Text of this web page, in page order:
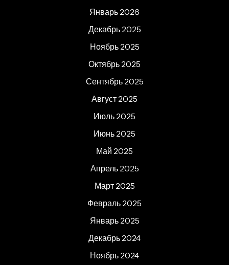
Январь 2026
Декабрь 2025
Ноябрь 2025
Октябрь 2025
Сентябрь 2025
Август 2025
Июль 2025
Июнь 2025
Май 2025
Апрель 2025
Март 2025
Февраль 2025
Январь 2025
Декабрь 2024
Ноябрь 2024